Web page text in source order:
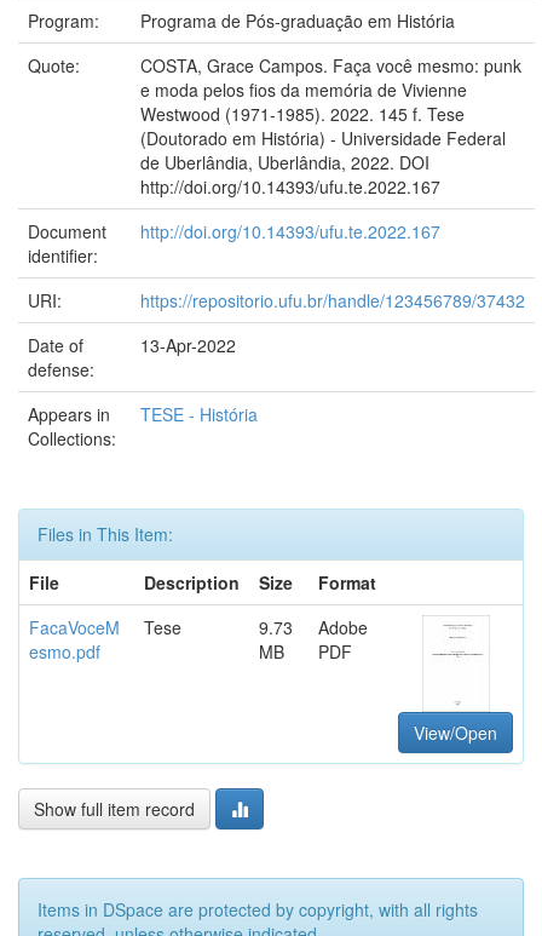
Program:
Programa de Pós-graduação em História
Quote:
COSTA, Grace Campos. Faça você mesmo: punk
e moda pelos fios da memória de Vivienne
Westwood (1971-1985). 2022. 145 f. Tese
(Doutorado em História) - Universidade Federal
de Uberlândia, Uberlândia, 2022. DOI
http://doi.org/10.14393/ufu.te.2022.167
Document
identifier:
http://doi.org/10.14393/ufu.te.2022.167
URI:
https://repositorio.ufu.br/handle/123456789/37432
Date of
defense:
13-Apr-2022
Appears in
Collections:
TESE - História
Files in This Item:
File
Description Size
Format
FacaVoceM
esmo.pdf
Tese
9.73
MB
Adobe
PDF
View/Open
Show full item record
Items in DSpace are protected by copyright, with all rights